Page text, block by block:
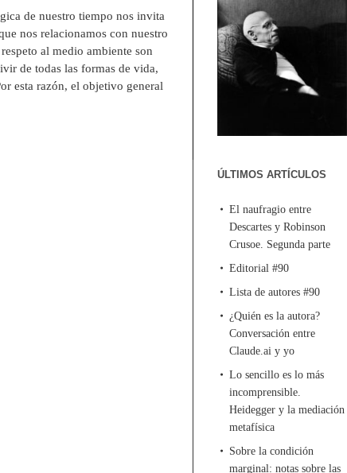
de nuestro tiempo nos invita
nos relacionamos con nuestro
al medio ambiente son
de todas las formas de vida,
esta razón, el objetivo general
ÚLTIMOS ARTÍCULOS
El naufragio entre
Descartes y Robinson
Crusoe. Segunda parte
Editorial #90
Lista de autores #90
¿Quién es la autora?
Conversación entre
Claude.ai y yo
Lo sencillo es lo más
incomprensible.
Heidegger y la mediación
metafísica
Sobre la condición
marginal: notas sobre las